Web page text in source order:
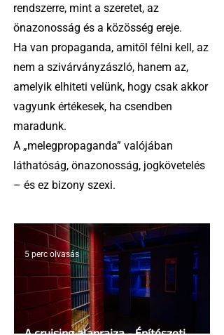
rendszerre, mint a szeretet, az
önazonosság és a közösség ereje.
Ha van propaganda, amitől félni kell, az
nem a szivárványzászló, hanem az,
amelyik elhiteti velünk, hogy csak akkor
vagyunk értékesek, ha csendben
maradunk.
A „melegpropaganda” valójában
láthatóság, önazonosság, jogkövetelés
– és ez bizony szexi.
5 perc olvasás